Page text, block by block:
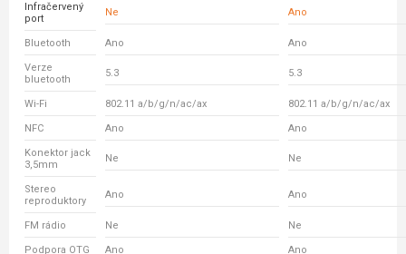
Infračervený
port
Ne Ano
Bluetooth Ano Ano
Verze
bluetooth
5.3 5.3
Wi-Fi 802.11 a/b/g/n/ac/ax 802.11 a/b/g/n/ac/ax
NFC Ano Ano
Konektor jack
3,5mm
Ne Ne
Stereo
reproduktory
Ano Ano
FM rádio Ne Ne
Podpora OTG Ano Ano